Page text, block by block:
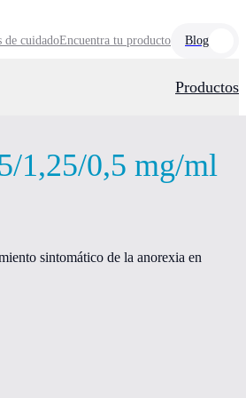
de cuidadoEncuentra tu producto Blog
Productos
1,25/0,5 mg/ml
sintomático de la anorexia en